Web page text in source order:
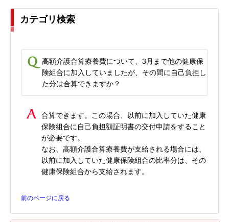
カテゴリ検索
高額介護合算療養費について、3月まで他の健康保
険組合に加入していましたが、その間に自己負担し
た分は合算できますか？
合算できます。この場合、以前に加入していた健康
保険組合に自己負担額証明書の交付申請をすること
が必要です。
なお、高額介護合算療養費が支給される場合には、
以前に加入していた健康保険組合の比率分は、その
健康保険組合から支給されます。
前のページに戻る